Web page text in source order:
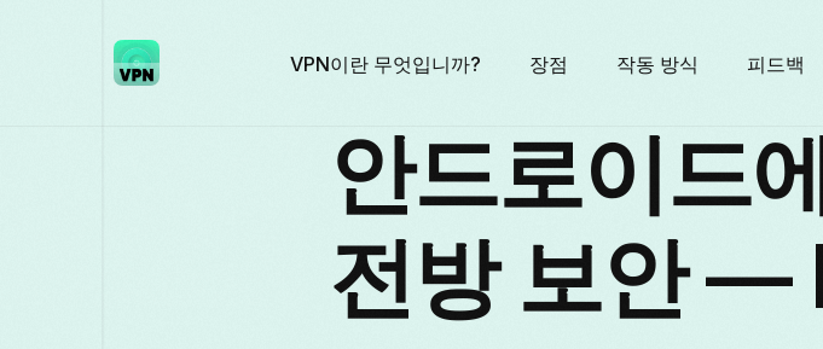
VPN이란 무엇입니까? 장점 작동 방식 피드백
안드로이드
전방 보안 —